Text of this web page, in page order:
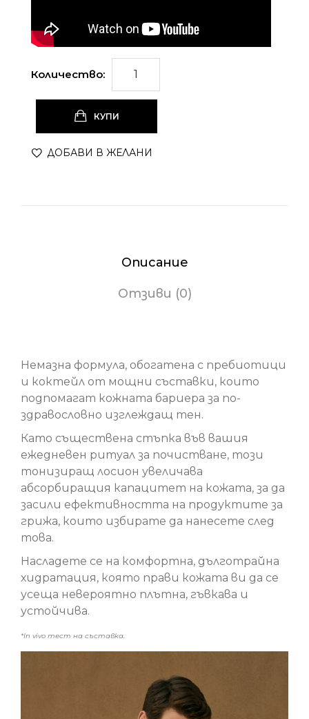
Количество:
КУПИ
ДОБАВИ В ЖЕЛАНИ
Описание
Отзиви (0)
Немазна формула, обогатена с пребиотици
и коктейл от мощни съставки, които
подпомагат кожната бариера за по-
здравословно изглеждащ тен.
Като съществена стъпка във вашия
ежедневен ритуал за почистване, този
тонизиращ лосион увеличава
абсорбиращия капацитет на кожата, за да
засили ефективността на продуктите за
грижа, които избирате да нанесете след
това.
Насладете се на комфортна, дълготрайна
хидратация, която прави кожата ви да се
усеща невероятно плътна, гъвкава и
устойчива.
*In vivo тест на съставка.